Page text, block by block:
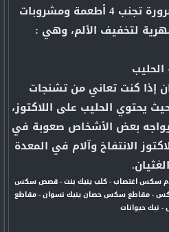
ونصح موقع brightside بضرورة تجنب 4 أطعمة ومشروبات
لتخفيف الألم، وهي :
إذا كنت تعاني من تشنجات
يحتوي الحليب على اللاكتوز،
بعض الأشخاص صعوبة في
الانتفاخ وآلام في المعدة
سكس اغتصاب-كلب ينيك بنت-قصص سكس
-مقاطع سكس حصان ينيك نسوان-مقاطع
- نيك حيوانات